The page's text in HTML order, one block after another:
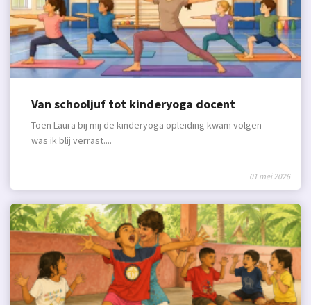
Van schooljuf tot kinderyoga docent
01 mei 2026
Toen Laura bij mij de kinderyoga opleiding kwam volgen
was ik blij verrast....